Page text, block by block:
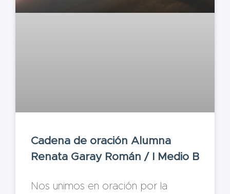
Cadena de oración Alumna
Renata Garay Román / I Medio B
Nos unimos en oración por la